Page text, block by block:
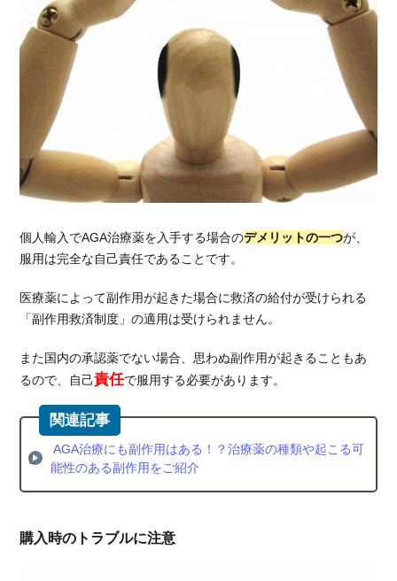
個人輸入でAGA治療薬を入手する場合のデメリットの一つが、
服用は完全な自己責任であることです。
医療薬によって副作用が起きた場合に救済の給付が受けられる
「副作用救済制度」の適用は受けられません。
また国内の承認薬でない場合、思わぬ副作用が起きることもあ
るので、自己責任で服用する必要があります。
AGA治療にも副作用はある！？治療薬の種類や起こる可
能性のある副作用をご紹介
購入時のトラブルに注意